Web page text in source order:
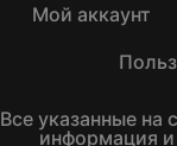
Мой аккаунт
Все указанные на
информация и